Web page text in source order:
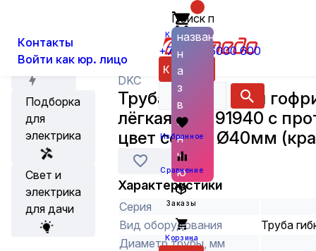
Контакты
Войти как юр. лицо
Корзина
+7 (800) 6000 600
Каталог
Поиск по
названию
н
а
з
в
а
н
и
ю
Избранное
Сравнение
Заказы
Корзина
Акции
Подборка
для
электрика
Свет и
электрика
для дачи
Труба ПВХ гибкая
DKC
Труба ПВХ гибкая
лёгкая DKC 91940 с
цвет серый Ø40мм
Характеристики
Серия
Вид оборудования
Труба
Диаметр трубы, мм